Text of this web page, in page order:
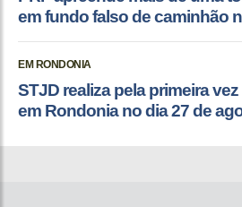
em fundo falso de caminhão
EM RONDONIA
STJD realiza pela primeira
em Rondonia no dia 27 de